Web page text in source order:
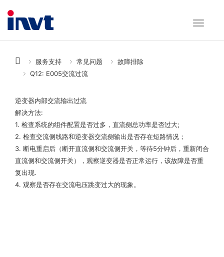
服务支持 常见问题
故障排除
Q12: E005交流过流
逆变器内部交流输出过流
解决方法:
1. 检查系统的组件配置是否过多，直流侧总功率是否过大;
2. 检查交流侧线路和逆变器交流侧输出是否存在短路情况；
3. 断电重启后（断开直流侧和交流侧开关，等待5分钟后，重新闭合
直流侧和交流侧开关），观察逆变器是否正常运行，该故障是否重
复出现.
4. 观察是否存在交流电压跳变过大的现象。